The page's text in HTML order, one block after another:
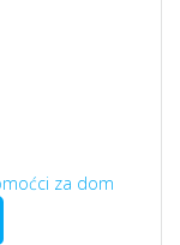
za dom